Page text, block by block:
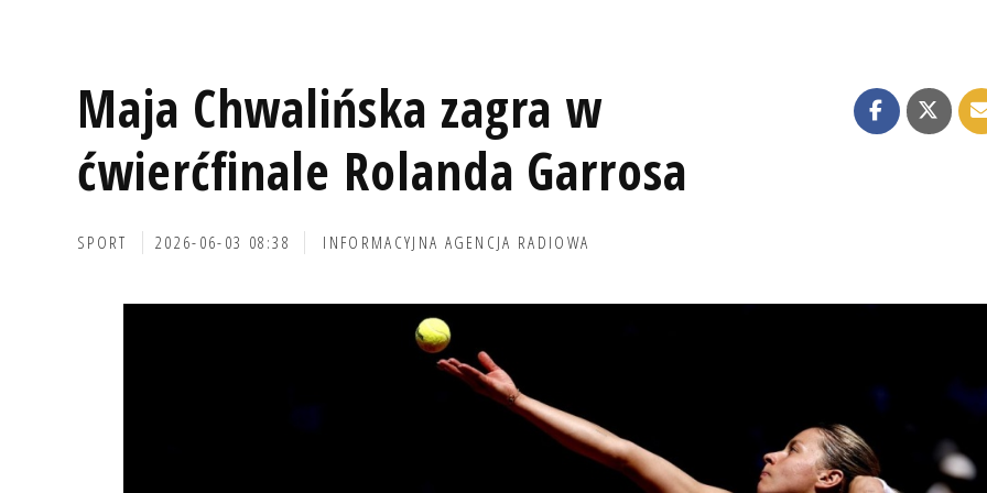
Maja Chwalińska zagra w
ćwierćfinale Rolanda Garrosa
SPORT 2026-06-03 08:38 INFORMACYJNA AGENCJA RADIOWA